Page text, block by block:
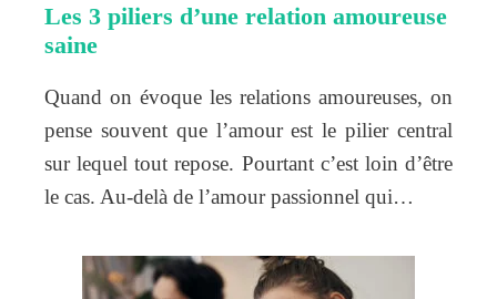
Les 3 piliers d’une relation amoureuse
saine
Quand on évoque les relations amoureuses, on
pense souvent que l’amour est le pilier central
sur lequel tout repose. Pourtant c’est loin d’être
le cas. Au-delà de l’amour passionnel qui…